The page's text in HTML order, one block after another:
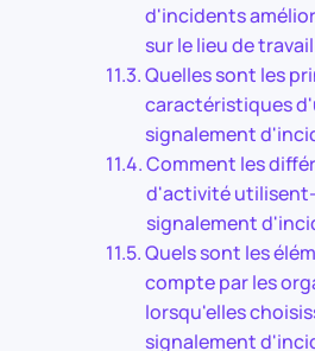
d'incidents
sur le lieu de
Quelles sont les
caractéristiques
signalement
Comment les
d'activité
signalement
Quels sont les
compte par les
lorsqu'elles
signalement